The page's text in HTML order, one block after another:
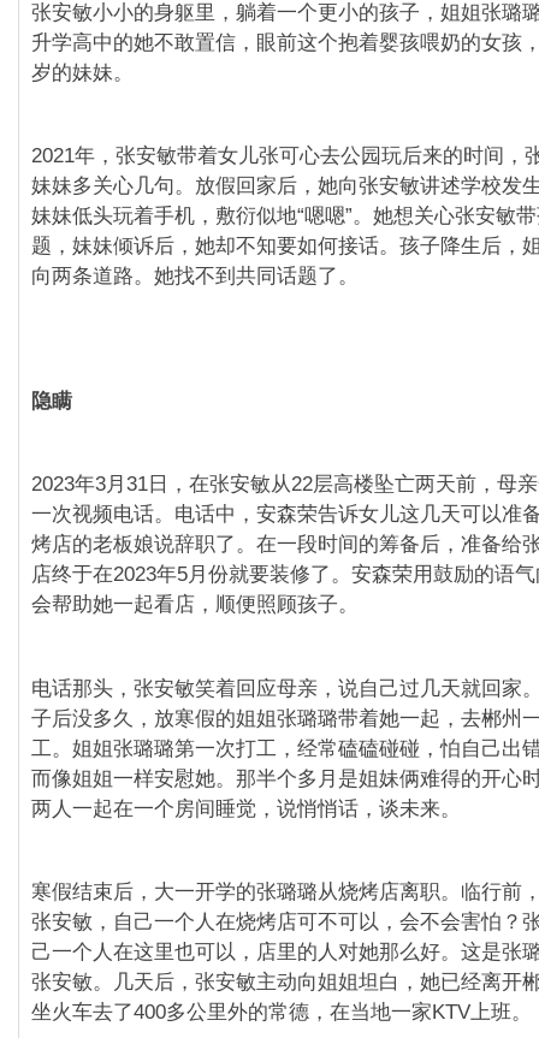
张安敏小小的身躯里，躺着一个更小的孩子，姐姐张璐
升学高中的她不敢置信，眼前这个抱着婴孩喂奶的女孩
岁的妹妹。
2021年，张安敏带着女儿张可心去公园玩后来的时间，
妹妹多关心几句。放假回家后，她向张安敏讲述学校发
妹妹低头玩着手机，敷衍似地“嗯嗯”。她想关心张安敏
题，妹妹倾诉后，她却不知要如何接话。孩子降生后，
向两条道路。她找不到共同话题了。
隐瞒
2023年3月31日，在张安敏从22层高楼坠亡两天前，母
一次视频电话。电话中，安森荣告诉女儿这几天可以准
烤店的老板娘说辞职了。在一段时间的筹备后，准备给
店终于在2023年5月份就要装修了。安森荣用鼓励的语
会帮助她一起看店，顺便照顾孩子。
电话那头，张安敏笑着回应母亲，说自己过几天就回家
子后没多久，放寒假的姐姐张璐璐带着她一起，去郴州
工。姐姐张璐璐第一次打工，经常磕磕碰碰，怕自己出
而像姐姐一样安慰她。那半个多月是姐妹俩难得的开心
两人一起在一个房间睡觉，说悄悄话，谈未来。
寒假结束后，大一开学的张璐璐从烧烤店离职。临行前
张安敏，自己一个人在烧烤店可不可以，会不会害怕？
己一个人在这里也可以，店里的人对她那么好。这是张
张安敏。几天后，张安敏主动向姐姐坦白，她已经离开
坐火车去了400多公里外的常德，在当地一家KTV上班。